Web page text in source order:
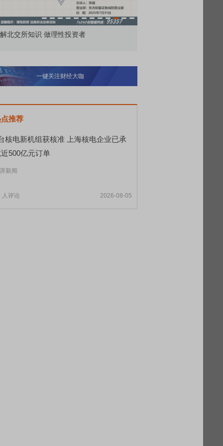
北交所知识 做理性投资者
一键关注财经大咖
推荐
核电新机组获核准 上海核电企业已承
500亿元订单
新闻
人评论 2026-08-05